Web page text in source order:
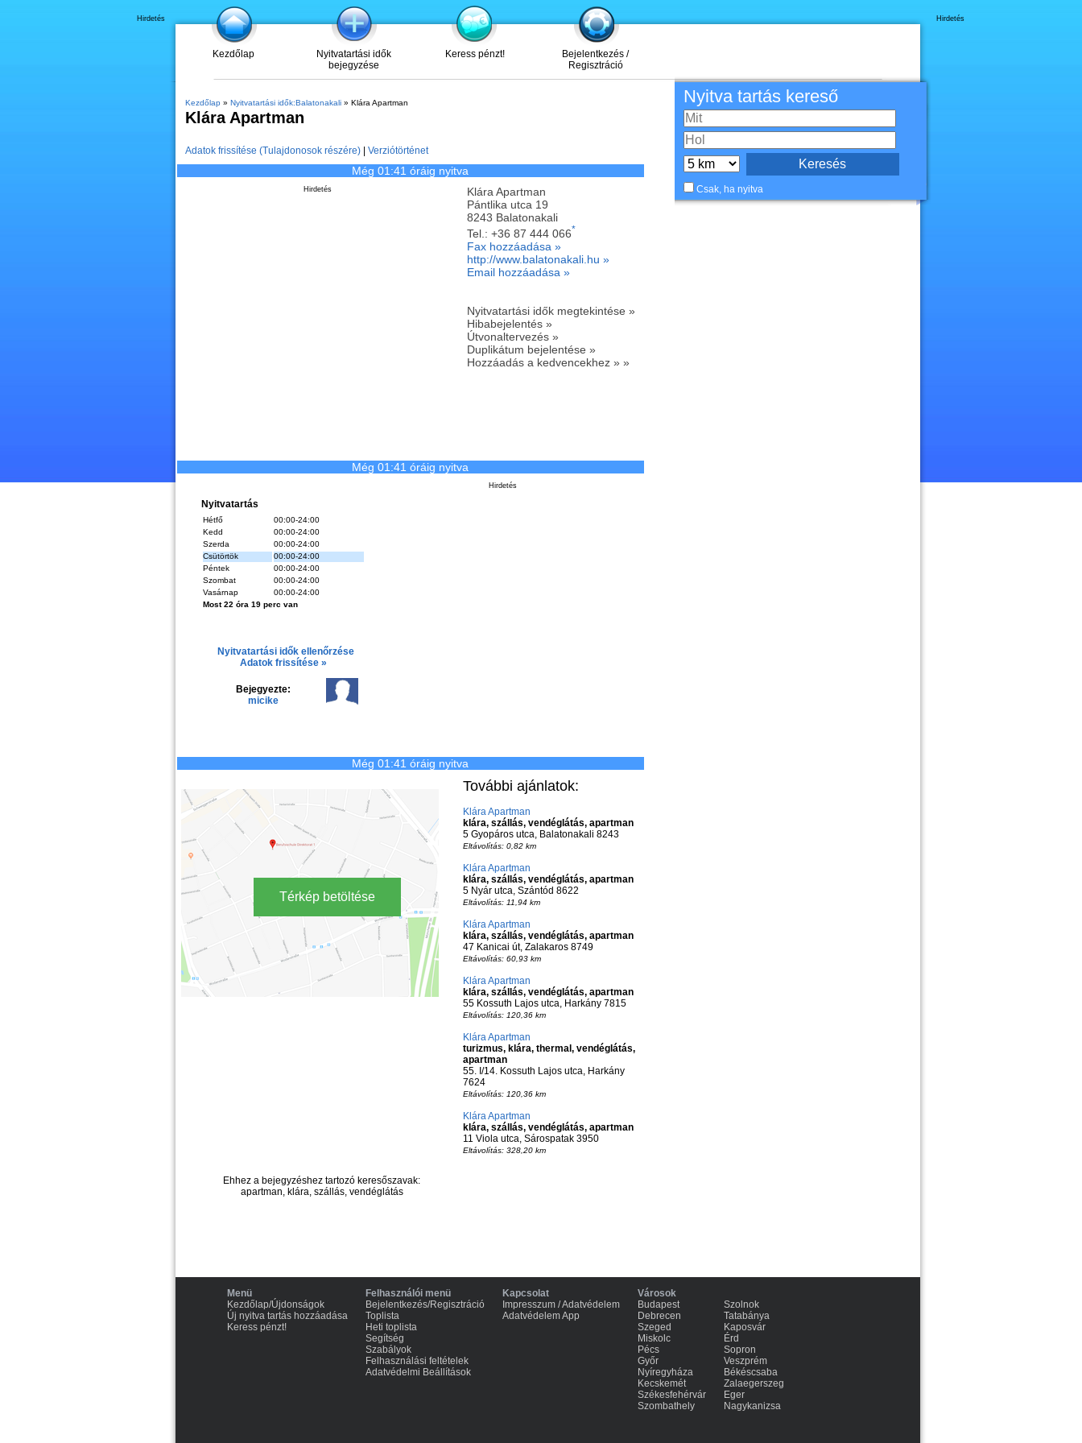
Kezdőlap
Nyitvatartási idők
bejegyzése
Keress pénzt!
Bejelentkezés /
Regisztráció
Hirdetés
Kezdőlap» Nyitvatartási idők:Balatonakali» Klára Apartman
Klára Apartman
Adatok frissítése (Tulajdonosok részére)| Verziótörténet
Még 01:41 óráig nyitva
Klára Apartman
Pántlika utca 19
8243 Balatonakali
Tel.: +36 87 444 066*
Fax hozzáadása »
http://www.balatonakali.hu »
Email hozzáadása »
Nyitvatartási idők megtekintése »
Hibabejelentés »
Útvonaltervezés »
Duplikátum bejelentése »
Hozzáadás a kedvencekhez » »
Hirdetés
Még 01:41 óráig nyitva
Hirdetés
Nyitvatartás
Hétfő
00:00-24:00
Kedd
00:00-24:00
Szerda
00:00-24:00
Csütörtök
00:00-24:00
Péntek
00:00-24:00
Szombat
00:00-24:00
Vasárnap
00:00-24:00
Most 22 óra 19 perc van
Nyitvatartási idők ellenőrzése
Adatok frissítése »
Bejegyezte:
micike
Még 01:41 óráig nyitva
Térkép betöltése
További ajánlatok:
Klára Apartman
klára, szállás, vendéglátás, apartman
5 Gyopáros utca, Balatonakali 8243
Eltávolítás: 0,82 km
Klára Apartman
klára, szállás, vendéglátás, apartman
5 Nyár utca, Szántód 8622
Eltávolítás: 11,94 km
Klára Apartman
klára, szállás, vendéglátás, apartman
47 Kanicai út, Zalakaros 8749
Eltávolítás: 60,93 km
Klára Apartman
klára, szállás, vendéglátás, apartman
55 Kossuth Lajos utca, Harkány 7815
Eltávolítás: 120,36 km
Klára Apartman
turizmus, klára, thermal, vendéglátás,
apartman
55. I/14. Kossuth Lajos utca, Harkány
7624
Eltávolítás: 120,36 km
Klára Apartman
klára, szállás, vendéglátás, apartman
11 Viola utca, Sárospatak 3950
Eltávolítás: 328,20 km
Ehhez a bejegyzéshez tartozó keresőszavak:
apartman, klára, szállás, vendéglátás
Hirdetés
Nyitva tartás kereső
Csak, ha nyitva
Menü
Kezdőlap/Újdonságok
Új nyitva tartás hozzáadása
Keress pénzt!
Felhasználói menü
Bejelentkezés/Regisztráció
Toplista
Heti toplista
Segítség
Szabályok
Felhasználási feltételek
Adatvédelmi Beállítások
Kapcsolat
Impresszum / Adatvédelem
Adatvédelem App
Városok
Budapest
Debrecen
Szeged
Miskolc
Pécs
Győr
Nyíregyháza
Kecskemét
Székesfehérvár
Szombathely
Szolnok
Tatabánya
Kaposvár
Érd
Sopron
Veszprém
Békéscsaba
Zalaegerszeg
Eger
Nagykanizsa